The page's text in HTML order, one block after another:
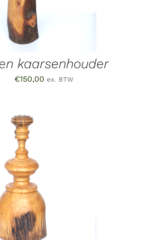
kaarsenhouder
€150,00 ex. BTW
AAN WINKELWAGEN
/